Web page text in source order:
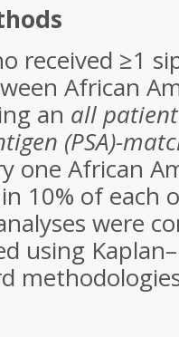
received ≥1
African
an all patient
(PSA)-
one African
10% of each
were
using